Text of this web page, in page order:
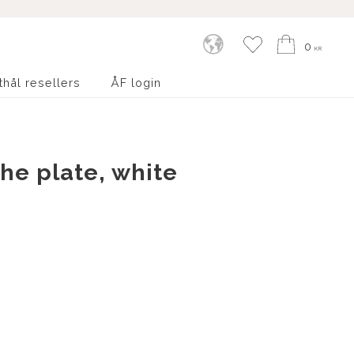
Favoriter
Kundvagn
0 KR
resellers ÅF login
plate, white